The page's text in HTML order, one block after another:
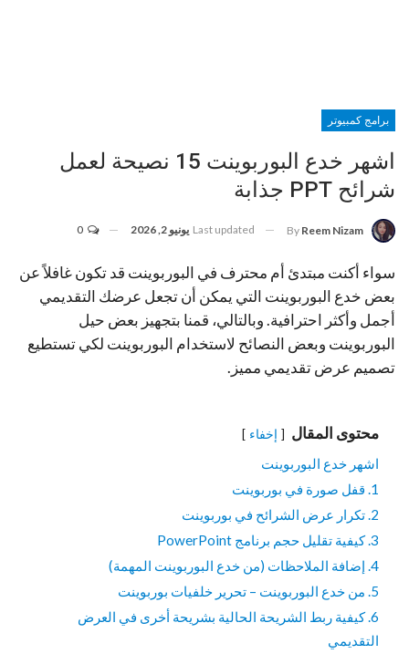
برامج كمبيوتر
اشهر خدع البوربوينت 15 نصيحة لعمل
شرائح PPT جذابة
By Reem Nizam
Last updated يونيو 2, 2026
سواء أكنت مبتدئ أم محترف في البوربوينت قد تكون غافلاً عن
بعض خدع البوربوينت التي يمكن أن تجعل عرضك التقديمي
أجمل وأكثر احترافية. وبالتالي، قمنا بتجهيز بعض حيل
البوربوينت وبعض النصائح لاستخدام البوربوينت لكي تستطيع
تصميم عرض تقديمي مميز.
محتوى المقال إخفاء
اشهر خدع البوربوينت
1. قفل صورة في بوربوينت
2. تكرار عرض الشرائح في بوربوينت
3. كيفية تقليل حجم برنامج PowerPoint
4. إضافة الملاحظات (من خدع البوربوينت المهمة)
5. من خدع البوربوينت – تحرير خلفيات بوربوينت
6. كيفية ربط الشريحة الحالية بشريحة أخرى في العرض
التقديمي